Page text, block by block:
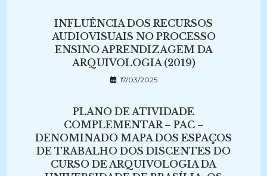
INFLUÊNCIA DOS RECURSOS
AUDIOVISUAIS NO PROCESSO
ENSINO APRENDIZAGEM DA
ARQUIVOLOGIA (2019)
17/03/2025
PLANO DE ATIVIDADE
COMPLEMENTAR – PAC –
DENOMINADO MAPA DOS ESPAÇOS
DE TRABALHO DOS DISCENTES DO
CURSO DE ARQUIVOLOGIA DA